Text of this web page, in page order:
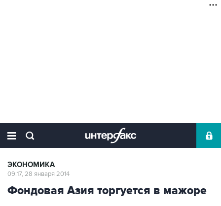
ЭКОНОМИКА
09:17, 28 января 2014
Фондовая Азия торгуется в мажоре